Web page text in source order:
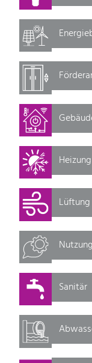
Lüftung
Sanitär